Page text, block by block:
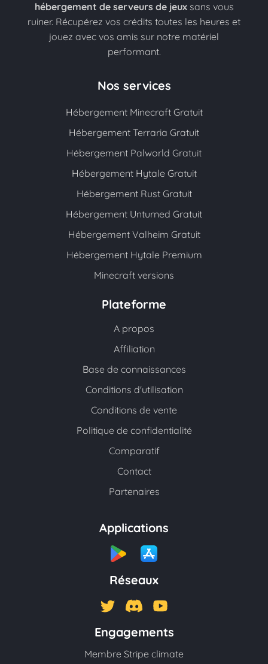
hébergement de serveurs de jeuxsans vous
ruiner. Récupérez vos crédits toutes les heures et
jouez avec vos amis sur notre matériel
performant.
Nos services
Hébergement Minecraft Gratuit
Hébergement Terraria Gratuit
Hébergement Palworld Gratuit
Hébergement Hytale Gratuit
Hébergement Rust Gratuit
Hébergement Unturned Gratuit
Hébergement Valheim Gratuit
Hébergement Hytale Premium
Minecraft versions
Plateforme
A propos
Affiliation
Base de connaissances
Conditions d'utilisation
Conditions de vente
Politique de confidentialité
Comparatif
Contact
Partenaires
Applications
Réseaux
Engagements
Membre Stripe climate